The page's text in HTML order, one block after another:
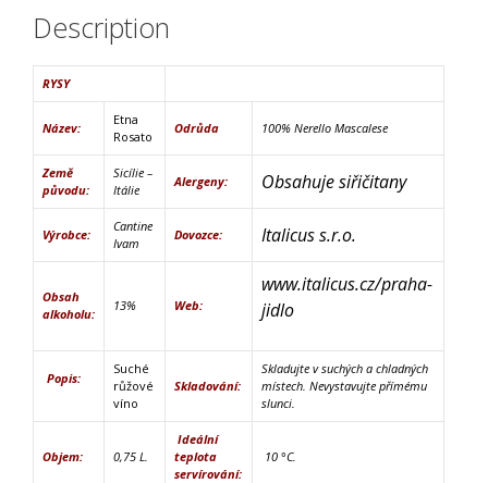
Description
RYSY
Název:
Etna
Rosato
Odrůda 100% Nerello Mascalese
Země
původu:
Sicílie –
Itálie
Alergeny: Obsahuje siřičitany
Výrobce:
Cantine
Ivam
Dovozce: Italicus s.r.o.
Obsah
alkoholu:
13% Web:
www.italicus.cz/praha-
jidlo
Popis:
Suché
růžové
víno
Skladování:
Skladujte v suchých a chladných
místech. Nevystavujte přímému
slunci.
Objem: 0,75 L.
Ideální
teplota
servírování:
10 °C.